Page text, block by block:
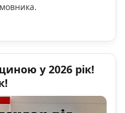
у 2026 рік!